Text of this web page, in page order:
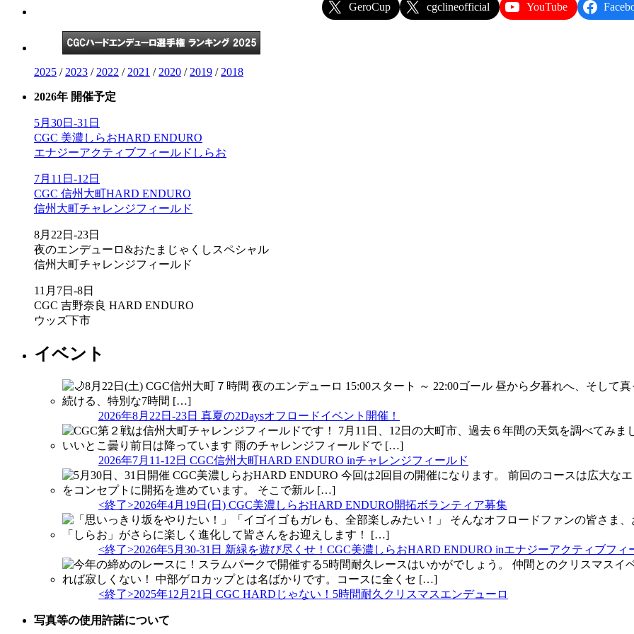
GeroCup cgclineofficial YouTube
2025 / 2023 / 2022 / 2021 / 2020 / 2019 / 2018
2026年 開催予定
5月30日-31日
CGC 美濃しらおHARD ENDURO
エナジーアクティブフィールドしらお
7月11日-12日
CGC 信州大町HARD ENDURO
信州大町チャレンジフィールド
8月22日-23日
夜のエンデューロ&おたまじゃくしスペシャル
信州大町チャレンジフィールド
11月7日-8日
CGC 吉野奈良 HARD ENDURO
ウッズ下市
イベント
2026年8月22日-23日 真夏の2Daysオフロードイベント開催！
2026年7月11-12日 CGC信州大町HARD ENDURO inチャレンジフィールド
<終了>2026年4月19日(日) CGC美濃しらおHARD ENDURO開拓ボランティア募集
<終了>2026年5月30-31日 新緑を遊び尽くせ！CGC美濃しらおHARD ENDURO inエナジーアクティブフィ
<終了>2025年12月21日 CGC HARDじゃない！5時間耐久クリスマスエンデューロ
写真等の使用許諾について